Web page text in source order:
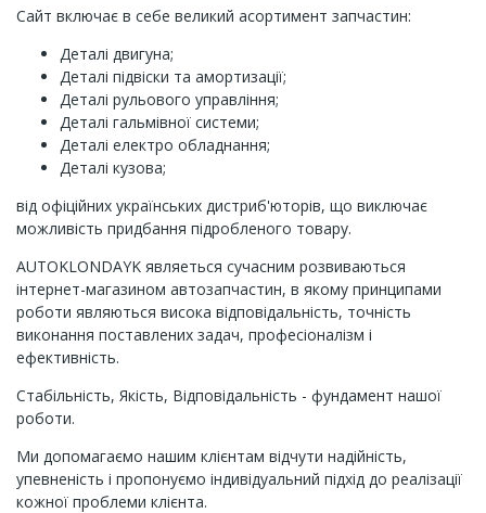
Сайт включає в себе великий асортимент запчастин:
Деталі двигуна;
Деталі підвіски та амортизації;
Деталі рульового управління;
Деталі гальмівної системи;
Деталі електро обладнання;
Деталі кузова;
від офіційних українських дистриб'юторів, що виключає
можливість придбання підробленого товару.
AUTOKLONDAYK являеться сучасним розвиваються
інтернет-магазином автозапчастин, в якому принципами
роботи являються висока відповідальність, точність
виконання поставлених задач, професіоналізм і
ефективність.
Стабільність, Якість, Відповідальність - фундамент нашої
роботи.
Ми допомагаємо нашим клієнтам відчути надійність,
упевненість і пропонуємо індивідуальний підхід до реалізації
кожної проблеми клієнта.